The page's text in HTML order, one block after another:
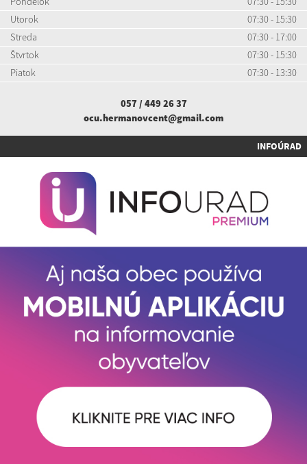
Utorok
07:30 - 15:30
Streda
07:30 - 17:00
Štvrtok
07:30 - 15:30
Piatok
07:30 - 13:30
057 / 449 26 37
ocu.hermanovcent@gmail.com
INFOÚRAD